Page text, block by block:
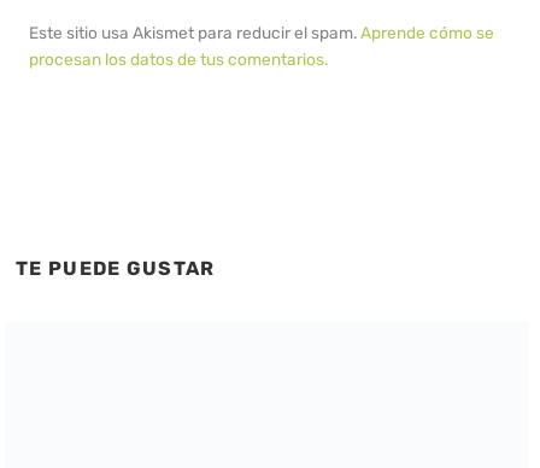
Este sitio usa Akismet para reducir el spam.Aprende cómo se
procesan los datos de tus comentarios.
TE PUEDE GUSTAR